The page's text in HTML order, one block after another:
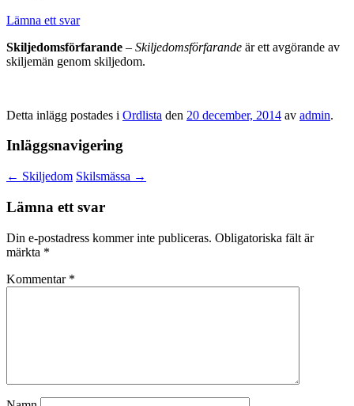
Lämna ett svar
Skiljedomsförfarande – Skiljedomsförfarande är ett avgörande av
skiljemän genom skiljedom.
Detta inlägg postades i Ordlista den 20 december, 2014 av admin.
Inläggsnavigering
← Skiljedom Skilsmässa →
Lämna ett svar
Din e-postadress kommer inte publiceras. Obligatoriska fält är
märkta *
Kommentar *